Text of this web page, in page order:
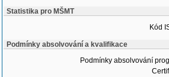
Statistika pro MŠMT
Kód
Podmínky absolvování a kvalifikace
Podmínky absolvování